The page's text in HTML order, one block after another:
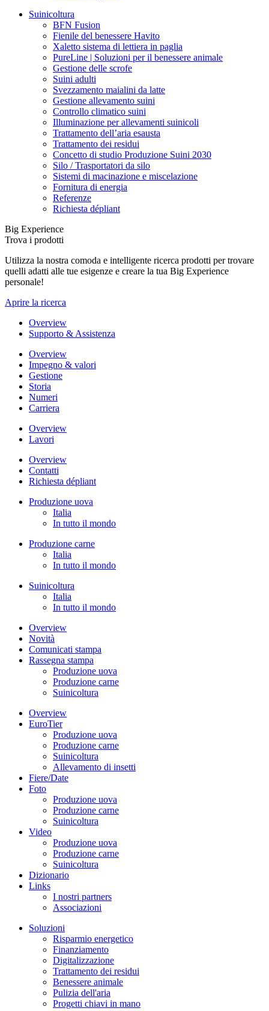
Suinicoltura
BFN Fusion
Fienile del benessere Havito
Xaletto sistema di lettiera in paglia
PureLine | Soluzioni per il benessere animale
Gestione delle scrofe
Suini adulti
Svezzamento maialini da latte
Gestione allevamento suini
Controllo climatico suini
Illuminazione per allevamenti suinicoli
Trattamento dell’aria esausta
Trattamento dei residui
Concetto di studio Produzione Suini 2030
Silo / Trasportatori da silo
Sistemi di macinazione e miscelazione
Fornitura di energia
Referenze
Richiesta dépliant
Big Experience
Trova i prodotti
Utilizza la nostra comoda e intelligente ricerca prodotti per trovare
quelli adatti alle tue esigenze e creare la tua Big Experience
personale!
Aprire la ricerca
Overview
Supporto & Assistenza
Overview
Impegno & valori
Gestione
Storia
Numeri
Carriera
Overview
Lavori
Overview
Contatti
Richiesta dépliant
Produzione uova
Italia
In tutto il mondo
Produzione carne
Italia
In tutto il mondo
Suinicoltura
Italia
In tutto il mondo
Overview
Novità
Comunicati stampa
Rassegna stampa
Produzione uova
Produzione carne
Suinicoltura
Overview
EuroTier
Produzione uova
Produzione carne
Suinicoltura
Allevamento di insetti
Fiere/Date
Foto
Produzione uova
Produzione carne
Suinicoltura
Video
Produzione uova
Produzione carne
Suinicoltura
Dizionario
Links
I nostri partners
Associazioni
Soluzioni
Risparmio energetico
Finanziamento
Digitalizzazione
Trattamento dei residui
Benessere animale
Pulizia dell'aria
Progetti chiavi in mano